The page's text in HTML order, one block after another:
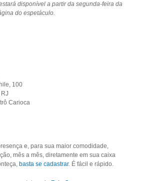
disponível a partir da segunda-feira da
do espetáculo.
100
Carioca
e, para sua maior comodidade,
mês a mês, diretamente em sua caixa
basta se cadastrar. É fácil e rápido.